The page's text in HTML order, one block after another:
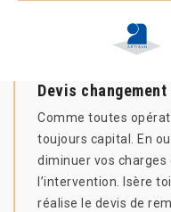
Devis
Comme toutes
toujours capital. En
diminuer vos charges
l’intervention. Isère
réalise le devis de